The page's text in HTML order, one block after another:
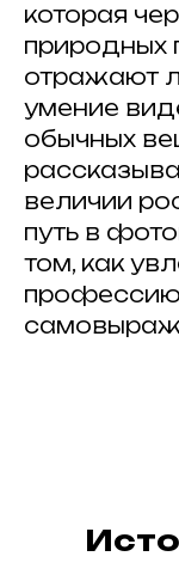
которая
природных
отражают
умение
обычных
величии
путь в
том, как